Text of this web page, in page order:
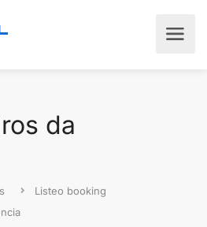
da
Listeo booking